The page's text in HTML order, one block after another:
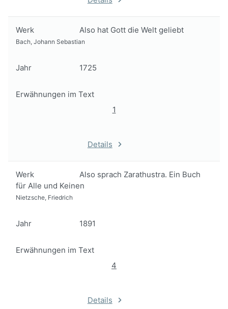
Werk Also hat Gott die Welt geliebt
Bach, Johann Sebastian
Jahr 1725
Erwähnungen im Text
1
Details
Werk
Also sprach Zarathustra. Ein Buch
für Alle und Keinen
Nietzsche, Friedrich
Jahr 1891
Erwähnungen im Text
4
Details